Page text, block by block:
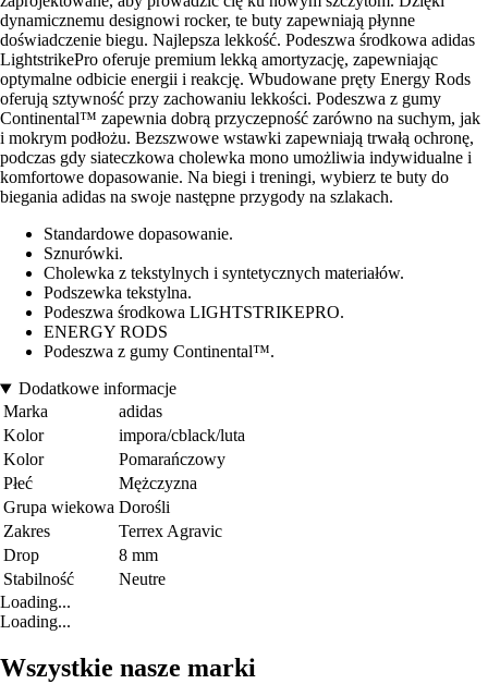
dynamicznemu designowi rocker, te buty zapewniają płynne
doświadczenie biegu. Najlepsza lekkość. Podeszwa środkowa adidas
LightstrikePro oferuje premium lekką amortyzację, zapewniając
optymalne odbicie energii i reakcję. Wbudowane pręty Energy Rods
oferują sztywność przy zachowaniu lekkości. Podeszwa z gumy
Continental™ zapewnia dobrą przyczepność zarówno na suchym, jak
i mokrym podłożu. Bezszwowe wstawki zapewniają trwałą ochronę,
podczas gdy siateczkowa cholewka mono umożliwia indywidualne i
komfortowe dopasowanie. Na biegi i treningi, wybierz te buty do
biegania adidas na swoje następne przygody na szlakach.
Standardowe dopasowanie.
Sznurówki.
Cholewka z tekstylnych i syntetycznych materiałów.
Podszewka tekstylna.
Podeszwa środkowa LIGHTSTRIKEPRO.
ENERGY RODS
Podeszwa z gumy Continental™.
Dodatkowe informacje
Marka
adidas
Kolor
impora/cblack/luta
Kolor
Pomarańczowy
Płeć
Mężczyzna
Grupa wiekowa Dorośli
Zakres
Terrex Agravic
Drop
8 mm
Stabilność
Neutre
Loading...
Loading...
Wszystkie nasze marki